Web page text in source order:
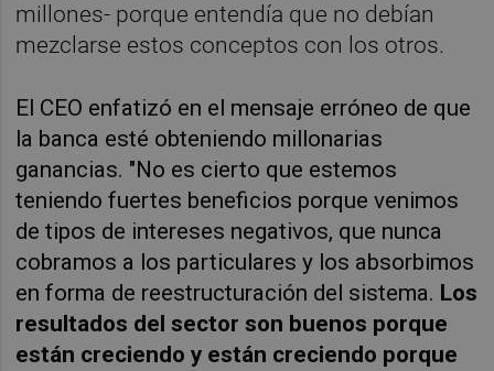
millones- porque entendía que no debían
mezclarse estos conceptos con los otros.
El CEO enfatizó en el mensaje erróneo de que
la banca esté obteniendo millonarias
ganancias. "No es cierto que estemos
teniendo fuertes beneficios porque venimos
de tipos de intereses negativos, que nunca
cobramos a los particulares y los absorbimos
en forma de reestructuración del sistema. Los
resultados del sector son buenos porque
están creciendo y están creciendo porque